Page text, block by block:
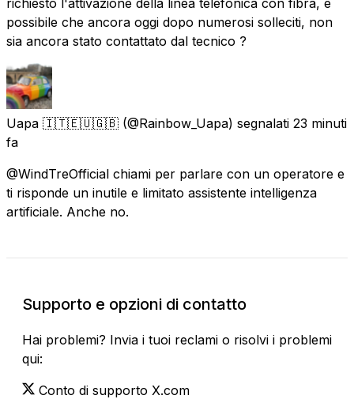
possibile che ancora oggi dopo numerosi solleciti, non
sia ancora stato contattato dal tecnico ?
Uapa 🇮🇹🇪🇺🇬🇧 (@Rainbow_Uapa) segnalati 23 minuti
fa
@WindTreOfficial chiami per parlare con un operatore e
ti risponde un inutile e limitato assistente intelligenza
artificiale. Anche no.
Supporto e opzioni di contatto
Hai problemi? Invia i tuoi reclami o risolvi i problemi
qui:
Conto di supporto X.com